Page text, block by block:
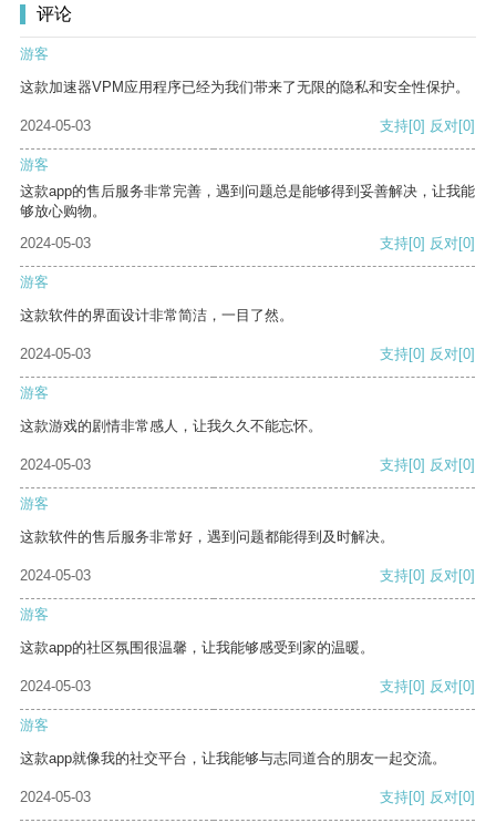
评论
游客
这款加速器VPM应用程序已经为我们带来了无限的隐私和安全性保护。
2024-05-03 支持[0] 反对[0]
游客
这款app的售后服务非常完善，遇到问题总是能够得到妥善解决，让我能
够放心购物。
2024-05-03
支持[0] 反对[0]
游客
这款软件的界面设计非常简洁，一目了然。
2024-05-03 支持[0] 反对[0]
游客
这款游戏的剧情非常感人，让我久久不能忘怀。
2024-05-03 支持[0] 反对[0]
游客
这款软件的售后服务非常好，遇到问题都能得到及时解决。
2024-05-03 支持[0] 反对[0]
游客
这款app的社区氛围很温馨，让我能够感受到家的温暖。
2024-05-03 支持[0] 反对[0]
游客
这款app就像我的社交平台，让我能够与志同道合的朋友一起交流。
2024-05-03 支持[0] 反对[0]